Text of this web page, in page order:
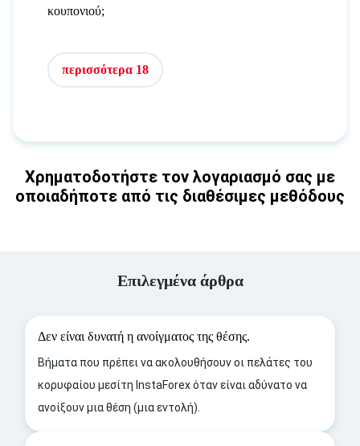
κουπονιού;
περισσότερα 18
Χρηματοδοτήστε τον λογαριασμό σας με
οποιαδήποτε από τις διαθέσιμες μεθόδους
Επιλεγμένα άρθρα
Δεν είναι δυνατή η ανοίγματος της θέσης.
Βήματα που πρέπει να ακολουθήσουν οι πελάτες του
κορυφαίου μεσίτη InstaForex όταν είναι αδύνατο να
ανοίξουν μια θέση (μια εντολή).